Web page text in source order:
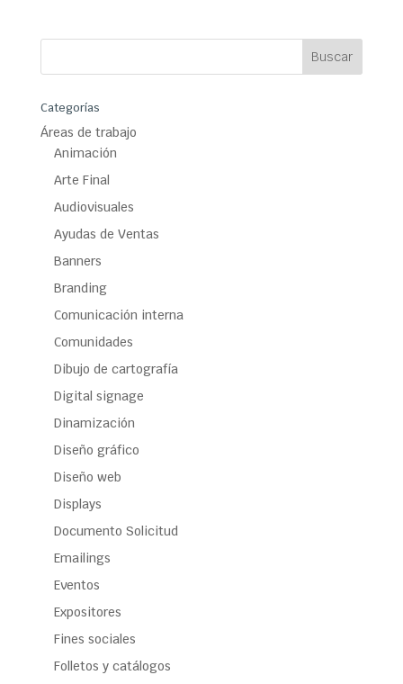
Categorías
Áreas de trabajo
Animación
Arte Final
Audiovisuales
Ayudas de Ventas
Banners
Branding
Comunicación interna
Comunidades
Dibujo de cartografía
Digital signage
Dinamización
Diseño gráfico
Diseño web
Displays
Documento Solicitud
Emailings
Eventos
Expositores
Fines sociales
Folletos y catálogos